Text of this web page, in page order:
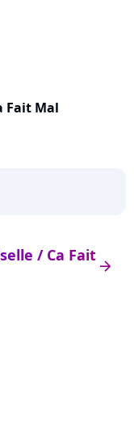
Fait Mal
arrow_right
/ Ca Fait